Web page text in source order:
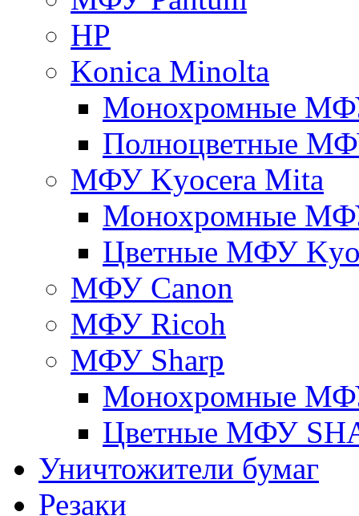
HP
Konica Minolta
Монохромные
Полноцветные
МФУ Kyocera Mita
Монохромные
Цветные МФУ
МФУ Canon
МФУ Ricoh
МФУ Sharp
Монохромные
Цветные МФУ
Уничтожители бумаг
Резаки